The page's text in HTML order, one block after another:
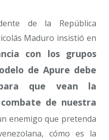
de la República
Maduro insistió en
con los grupos
de Apure debe
que vean la
de nuestra
enemigo que pretenda
cómo es la